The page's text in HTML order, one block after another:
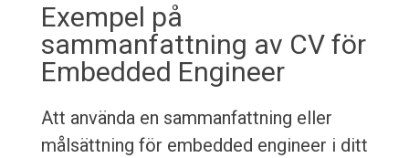
Exempel på
sammanfattning av CV för
Embedded Engineer
Att använda en sammanfattning eller
målsättning för embedded engineer i ditt